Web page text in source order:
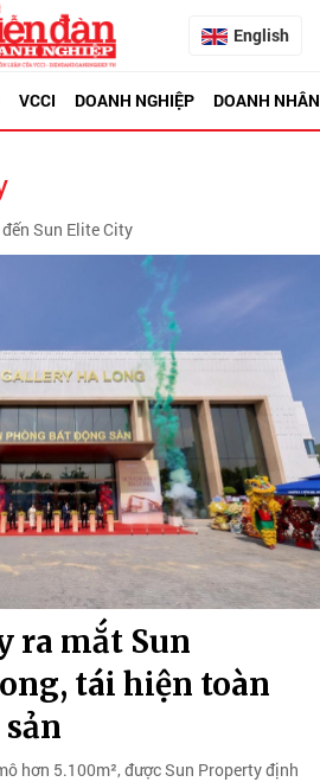
English
VCCI DOANH NGHIỆP DOANH NHÂN
Sun Elite City
ra mắt Sun
tái hiện toàn
hơn 5.100m², được Sun Property định